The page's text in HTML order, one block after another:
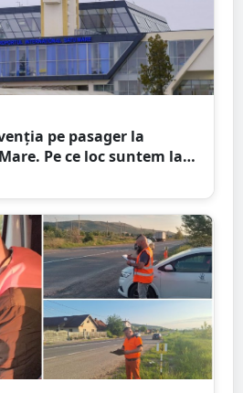
pe pasager la
Pe ce loc suntem la